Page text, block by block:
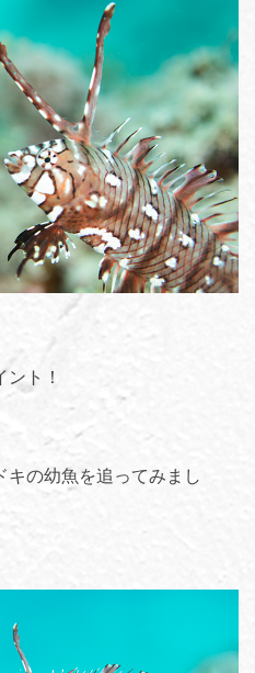
ト！
キの幼魚を追ってみまし